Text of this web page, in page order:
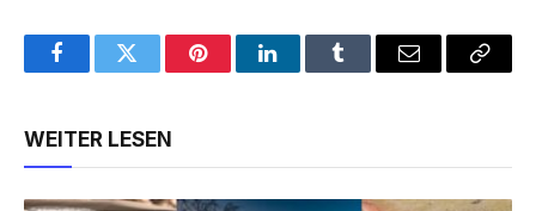
FacebookTwitter PinterestLinkedInTumblr Email
Copy
WEITER LESEN